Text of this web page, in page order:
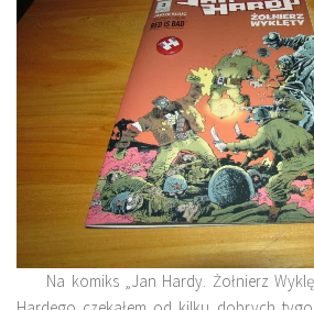
Na komiks „Jan Hardy. Żołnierz